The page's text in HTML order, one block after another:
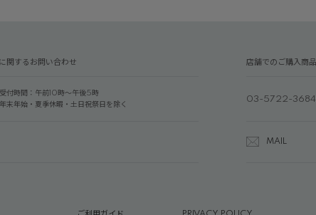
関するお問い合わせ
受付時間：午前10時～午後5時
年末年始・夏季休暇・土日祝祭日を除く
店舗でのご購入商
03-5722-3684
MAIL